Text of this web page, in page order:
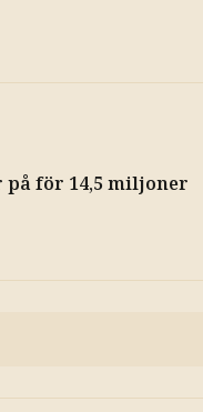
för 14,5 miljoner